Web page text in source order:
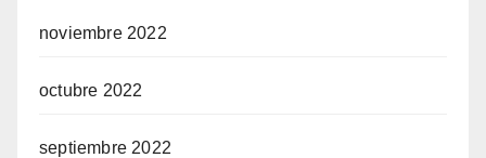
noviembre 2022
octubre 2022
septiembre 2022